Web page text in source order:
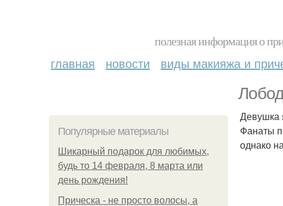
полезная информация о
главная новости виды макияжа и
Популярные материалы
Шикарный подарок для любимых,
будь то 14 февраля, 8 марта или
день рождения!
Прическа - не просто волосы, а
Девушка
Фанаты
однако